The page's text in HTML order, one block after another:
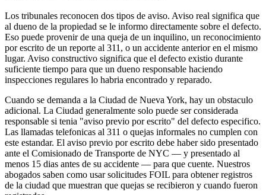
Los tribunales reconocen dos tipos de aviso. Aviso real significa que
al dueno de la propiedad se le informo directamente sobre el defecto.
Eso puede provenir de una queja de un inquilino, un reconocimiento
por escrito de un reporte al 311, o un accidente anterior en el mismo
lugar. Aviso constructivo significa que el defecto existio durante
suficiente tiempo para que un dueno responsable haciendo
inspecciones regulares lo habria encontrado y reparado.
Cuando se demanda a la Ciudad de Nueva York, hay un obstaculo
adicional. La Ciudad generalmente solo puede ser considerada
responsable si tenia "aviso previo por escrito" del defecto especifico.
Las llamadas telefonicas al 311 o quejas informales no cumplen con
este estandar. El aviso previo por escrito debe haber sido presentado
ante el Comisionado de Transporte de NYC — y presentado al
menos 15 dias antes de su accidente — para que cuente. Nuestros
abogados saben como usar solicitudes FOIL para obtener registros
de la ciudad que muestran que quejas se recibieron y cuando fueron